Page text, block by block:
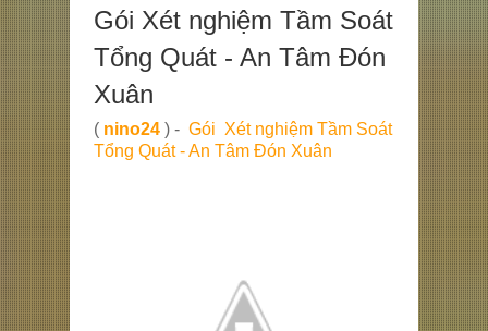
Gói Xét nghiệm Tầm Soát
Tổng Quát - An Tâm Đón
Xuân
( nino24 ) - Gói Xét nghiệm Tầm Soát
Tổng Quát - An Tâm Đón Xuân